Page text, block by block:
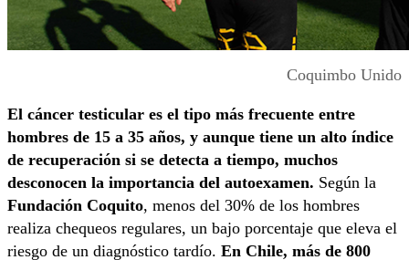
Coquimbo Unido
El cáncer testicular es el tipo más frecuente entre
hombres de 15 a 35 años, y aunque tiene un alto índice
de recuperación si se detecta a tiempo, muchos
desconocen la importancia del autoexamen. Según la
Fundación Coquito, menos del 30% de los hombres
realiza chequeos regulares, un bajo porcentaje que eleva el
riesgo de un diagnóstico tardío. En Chile, más de 800